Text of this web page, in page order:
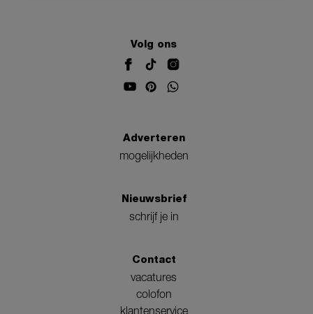
Volg ons
Adverteren
mogelijkheden
Nieuwsbrief
schrijf je in
Contact
vacatures
colofon
klantenservice